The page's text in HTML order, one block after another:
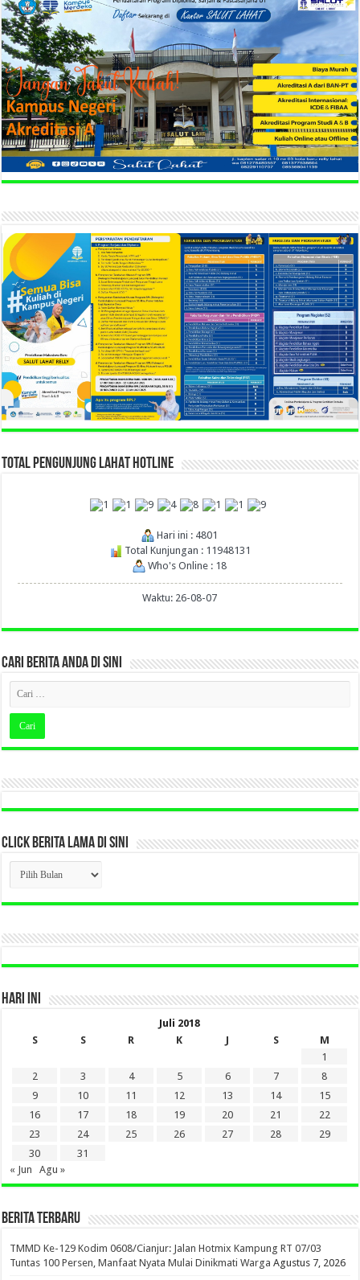
TOTAL PENGUNJUNG LAHAT HOTLINE
Hari ini : 4801
Total Kunjungan : 11948131
Who's Online : 18
Waktu: 26-08-07
CARI BERITA ANDA DI SINI
CLICK BERITA LAMA DI SINI
CLICK
BERITA
LAMA
DI
HARI INI
Juli 2018
S
S R K J S
M
1
2
3 4 5 6 7
8
9
10 11 12 13 14
15
16
17 18 19 20 21
22
23
24 25 26 27 28
29
30
31
« Jun
Agu »
BERITA TERBARU
TMMD Ke-129 Kodim 0608/Cianjur: Jalan Hotmix Kampung RT 07/03
Tuntas 100 Persen, Manfaat Nyata Mulai Dinikmati Warga Agustus 7, 2026